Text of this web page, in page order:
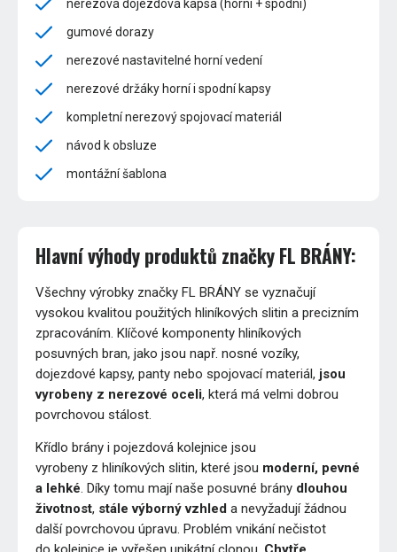
nerezová dojezdová kapsa (horní + spodní)
gumové dorazy
nerezové nastavitelné horní vedení
nerezové držáky horní i spodní kapsy
kompletní nerezový spojovací materiál
návod k obsluze
montážní šablona
Hlavní výhody produktů značky FL BRÁNY:
Všechny výrobky značky FL BRÁNY se vyznačují
vysokou kvalitou použitých hliníkových slitin a precizním
zpracováním. Klíčové komponenty hliníkových
posuvných bran, jako jsou např. nosné vozíky,
dojezdové kapsy, panty nebo spojovací materiál, jsou
vyrobeny z nerezové oceli, která má velmi dobrou
povrchovou stálost.
Křídlo brány i pojezdová kolejnice jsou
vyrobeny z hliníkových slitin, které jsou moderní, pevné
a lehké. Díky tomu mají naše posuvné brány dlouhou
životnost, stále výborný vzhled a nevyžadují žádnou
další povrchovou úpravu. Problém vnikání nečistot